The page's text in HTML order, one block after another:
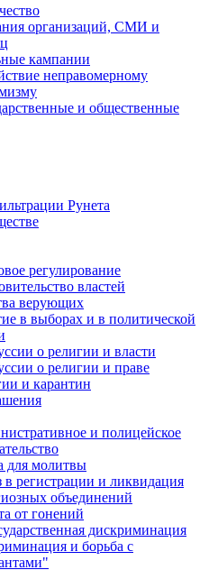
организаций, СМИ и
кампании
неправомерному
и общественные
Рунета
регулирование
властей
верующих
в выборах и в политической
о религии и власти
о религии и праве
и карантин
и полицейское
для молитвы
в регистрации и ликвидация
объединений
от гонений
дискриминация
и борьба с